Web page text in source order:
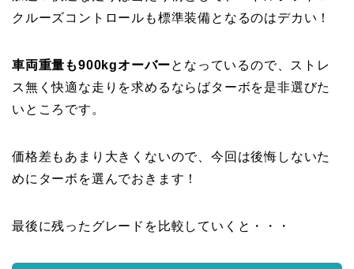
クルーズコントロールも標準装備となるのはデカい！
車両重量も900kgオーバーとなっているので、ストレ
ス無く快適な走りを求めるならばターボを是非選びた
いところです。
価格差もあまり大きくないので、今回は後悔しないた
めにターボを選んでおきます！
最後に残ったグレードを比較していくと・・・